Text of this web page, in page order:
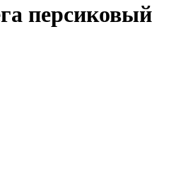
персиковый